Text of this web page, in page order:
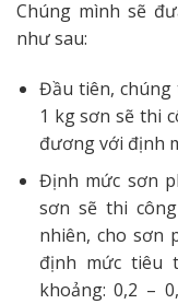
Chúng mình sẽ
như sau:
Đầu tiên, chúng
1 kg sơn sẽ thi
đương với định
Định mức sơn
sơn sẽ thi
nhiên, cho sơn
định mức tiêu
khoảng: 0,2 –